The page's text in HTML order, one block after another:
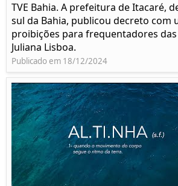
TVE Bahia. A prefeitura de Itacaré,
sul da Bahia, publicou decreto com
proibições para frequentadores
Juliana Lisboa.
Publicado em 18/12/2024